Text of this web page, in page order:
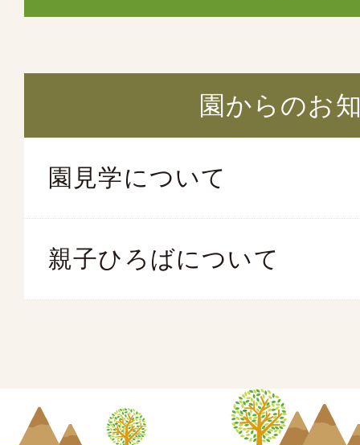
園からのお
園見学について
親子ひろばについて